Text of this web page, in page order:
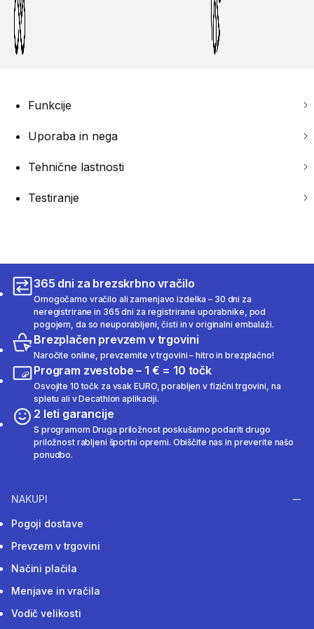
Funkcije
Uporaba in nega
Tehnične lastnosti
Testiranje
365 dni za brezskrbno vračilo
Omogočamo vračilo ali zamenjavo izdelka – 30 dni za
neregistrirane in 365 dni za registrirane uporabnike, pod
pogojem, da so neuporabljeni, čisti in v originalni embalaži.
Brezplačen prevzem v trgovini
Naročite online, prevzemite v trgovini – hitro in brezplačno!
Program zvestobe – 1 € = 10 točk
Osvojite 10 točk za vsak EURO, porabljen v fizični trgovini, na
spletu ali v Decathlon aplikaciji.
2 leti garancije
S programom Druga priložnost poskušamo podariti drugo
priložnost rabljeni športni opremi. Obiščite nas in preverite našo
ponudbo.
NAKUPI
Pogoji dostave
Prevzem v trgovini
Načini plačila
Menjave in vračila
Vodič velikosti